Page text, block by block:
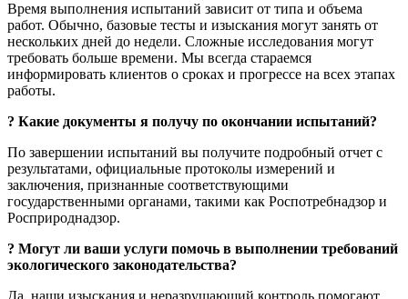
Время выполнения испытаний зависит от типа и объема
работ. Обычно, базовые тесты и изыскания могут занять от
нескольких дней до недели. Сложные исследования могут
требовать больше времени. Мы всегда стараемся
информировать клиентов о сроках и прогрессе на всех этапах
работы.
? Какие документы я получу по окончании испытаний?
По завершении испытаний вы получите подробный отчет с
результатами, официальные протоколы измерений и
заключения, признанные соответствующими
государственными органами, такими как Роспотребнадзор и
Росприроднадзор.
? Могут ли ваши услуги помочь в выполнении требований
экологического законодательства?